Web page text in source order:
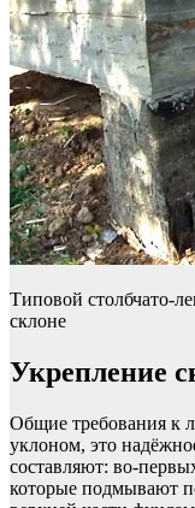
Типовой столбчато-
склоне
Укрепление
Общие требования к
уклоном, это
составляют: во-
которые подмывают